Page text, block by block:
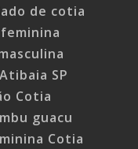
de cotia
SP
Cotia
guacu
Cotia